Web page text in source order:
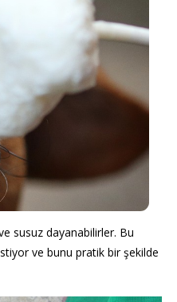
susuz dayanabilirler. Bu
ve bunu pratik bir şekilde